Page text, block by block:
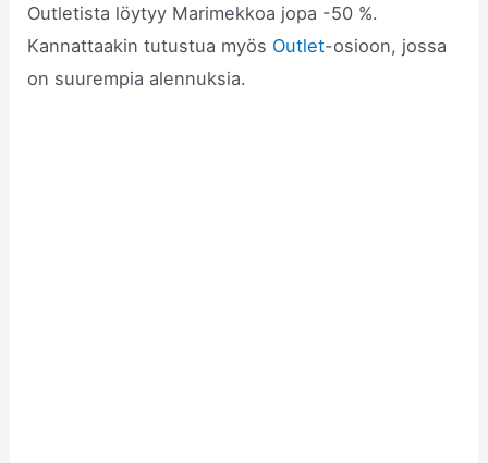
Outletista löytyy Marimekkoa jopa -50 %.
Kannattaakin tutustua myös Outlet-osioon, jossa
on suurempia alennuksia.